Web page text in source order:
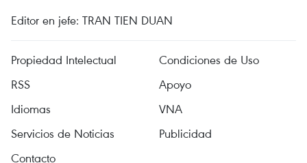
Editor en jefe: TRAN TIEN DUAN
Propiedad Intelectual
Condiciones de Uso
RSS
Apoyo
Idiomas
VNA
Servicios de Noticias
Publicidad
Contacto